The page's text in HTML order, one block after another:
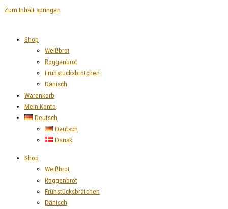
Zum Inhalt springen
Shop
Weißbrot
Roggenbrot
Frühstücksbrötchen
Dänisch
Warenkorb
Mein Konto
Deutsch
Deutsch
Dansk
Shop
Weißbrot
Roggenbrot
Frühstücksbrötchen
Dänisch